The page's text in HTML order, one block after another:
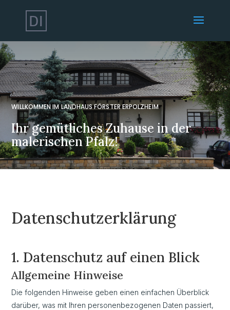
WILLKOMMEN IM LANDHAUS FÖRSTER ERPOLZHEIM
Ihr gemütliches Zuhause in der
malerischen Pfalz!
Datenschutz­erklärung
1. Datenschutz auf einen Blick
Allgemeine Hinweise
Die folgenden Hinweise geben einen einfachen Überblick
darüber, was mit Ihren personenbezogenen Daten passiert,